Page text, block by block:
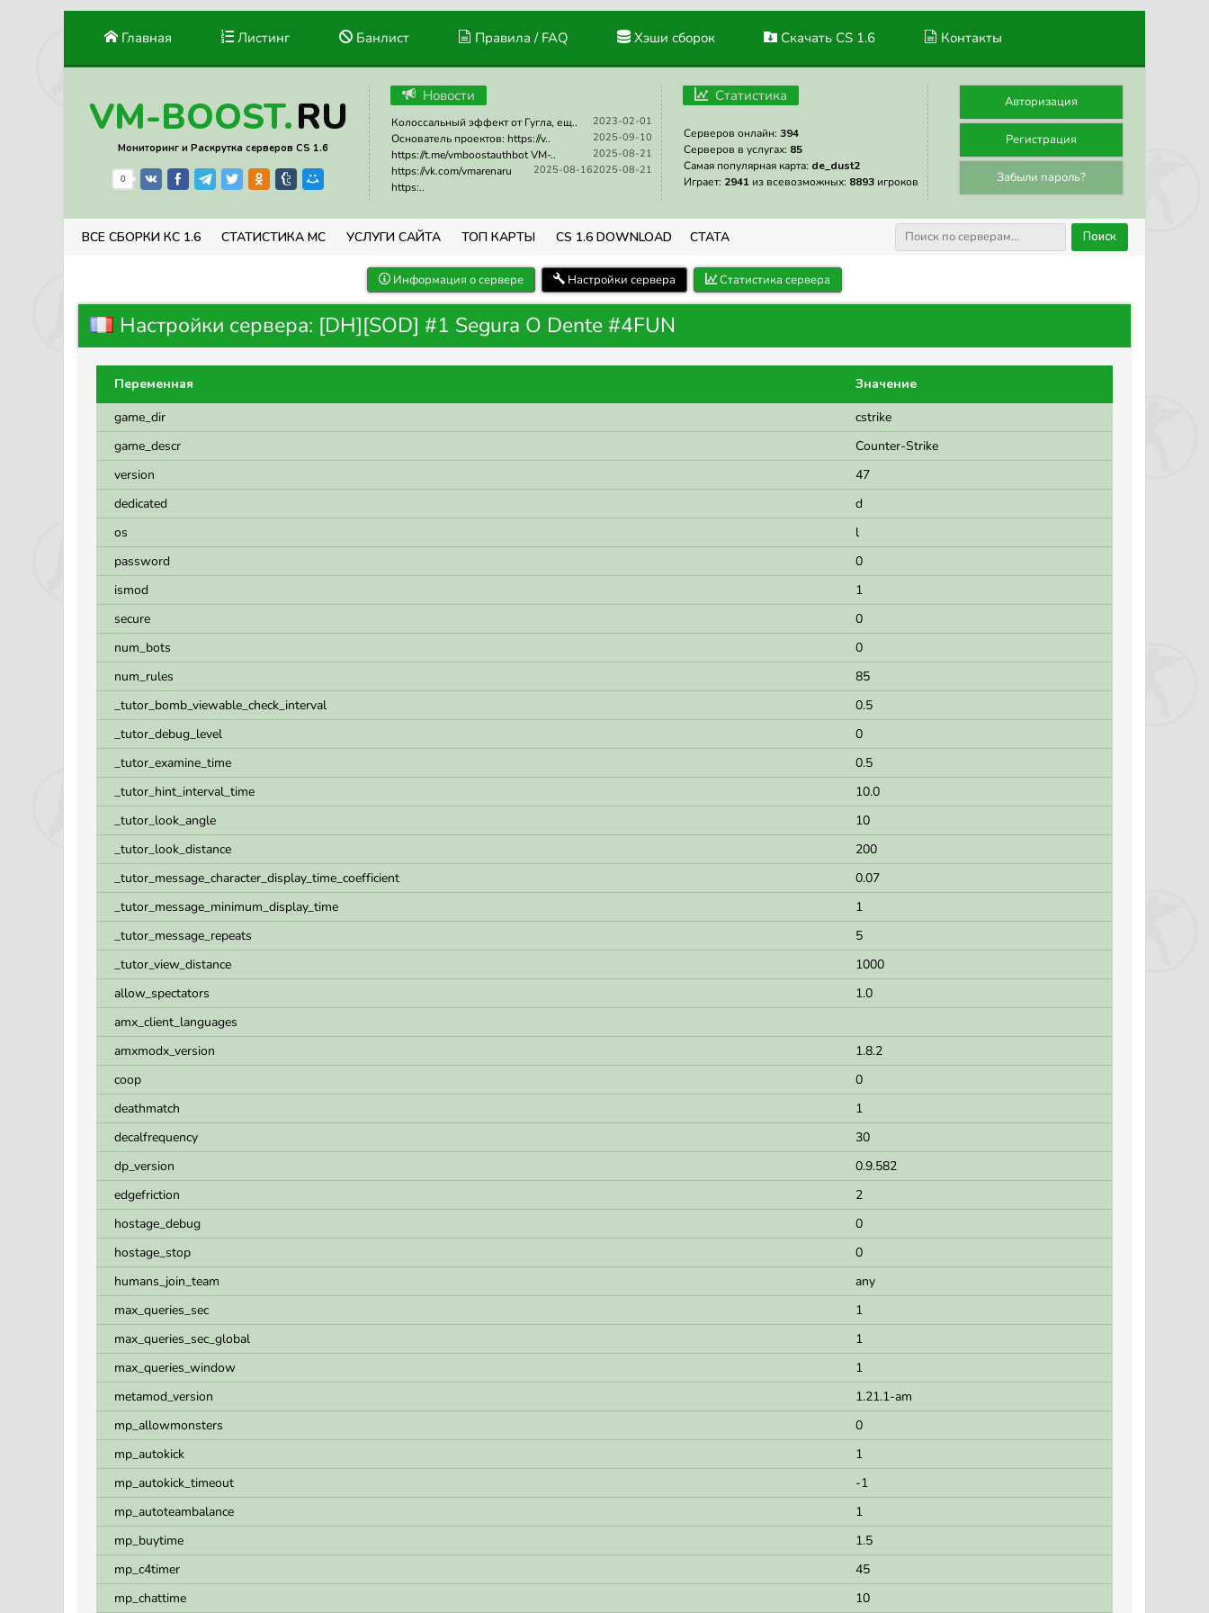
Главная Листинг Банлист Правила / FAQ Хэши сборок Скачать CS 1.6 Контакты
VM-BOOST.RU
Мониторинг и Раскрутка серверов CS 1.6
0
Новости
2023-02-01
Колоссальный эффект от Гугла, ещ..
2025-09-10
Основатель проектов: https://v..
2025-08-21
https://t.me/vmboostauthbot VM-..
2025-08-21
2025-08-16
https://vk.com/vmarenaru
https:..
Статистика
Серверов онлайн: 394
Серверов в услугах: 85
Самая популярная карта: de_dust2
Играет: 2941 из всевозможных: 8893 игроков
Авторизация
Регистрация
Забыли пароль?
ВСЕ СБОРКИ КС 1.6 СТАТИСТИКА МС УСЛУГИ САЙТА ТОП КАРТЫ CS 1.6 DOWNLOAD СТАТА Поиск
Информация о сервере Настройки сервера Статистика сервера
Настройки сервера: [DH][SOD] #1 Segura O Dente #4FUN
Переменная
Значение
game_dir
cstrike
game_descr
Counter-Strike
version
47
dedicated
d
os
l
password
0
ismod
1
secure
0
num_bots
0
num_rules
85
_tutor_bomb_viewable_check_interval
0.5
_tutor_debug_level
0
_tutor_examine_time
0.5
_tutor_hint_interval_time
10.0
_tutor_look_angle
10
_tutor_look_distance
200
_tutor_message_character_display_time_coefficient
0.07
_tutor_message_minimum_display_time
1
_tutor_message_repeats
5
_tutor_view_distance
1000
allow_spectators
1.0
amx_client_languages
amxmodx_version
1.8.2
coop
0
deathmatch
1
decalfrequency
30
dp_version
0.9.582
edgefriction
2
hostage_debug
0
hostage_stop
0
humans_join_team
any
max_queries_sec
1
max_queries_sec_global
1
max_queries_window
1
metamod_version
1.21.1-am
mp_allowmonsters
0
mp_autokick
1
mp_autokick_timeout
-1
mp_autoteambalance
1
mp_buytime
1.5
mp_c4timer
45
mp_chattime
10